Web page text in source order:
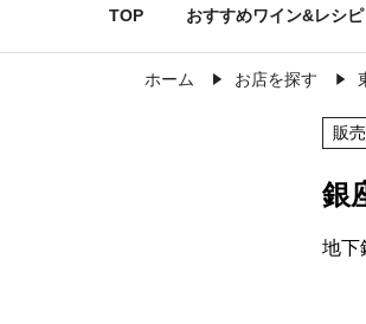
TOP おすすめワイン&レシピ
ホーム お店を探す
販
銀
地